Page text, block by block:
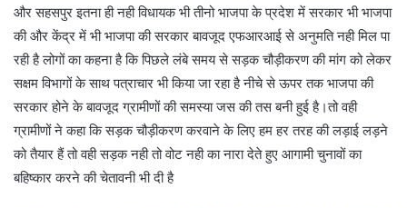
और सहसपुर इतना ही नही विधायक भी तीनो भाजपा के प्रदेश में सरकार भी भाजपा
की और केंद्र में भी भाजपा की सरकार बावजूद एफआरआई से अनुमति नही मिल पा
रही है लोगों का कहना है कि पिछले लंबे समय से सड़क चौड़ीकरण की मांग को लेकर
सक्षम विभागों के साथ पत्राचार भी किया जा रहा है नीचे से ऊपर तक भाजपा की
सरकार होने के बावजूद ग्रामीणों की समस्या जस की तस बनी हुई है।तो वही
ग्रामीणों ने कहा कि सड़क चौड़ीकरण करवाने के लिए हम हर तरह की लड़ाई लड़ने
को तैयार हैं तो वही सड़क नही तो वोट नही का नारा देते हुए आगामी चुनावों का
बहिष्कार करने की चेतावनी भी दी है